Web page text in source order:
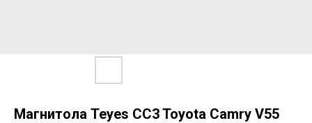
Магнитола Teyes CC3 Toyota Camry V55